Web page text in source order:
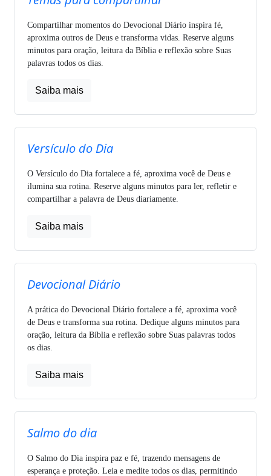
Compartilhar momentos do Devocional Diário inspira fé,
aproxima outros de Deus e transforma vidas. Reserve alguns
minutos para oração, leitura da Bíblia e reflexão sobre Suas
palavras todos os dias.
Saiba mais
Versículo do Dia
O Versículo do Dia fortalece a fé, aproxima você de Deus e
ilumina sua rotina. Reserve alguns minutos para ler, refletir e
compartilhar a palavra de Deus diariamente.
Saiba mais
Devocional Diário
A prática do Devocional Diário fortalece a fé, aproxima você
de Deus e transforma sua rotina. Dedique alguns minutos para
oração, leitura da Bíblia e reflexão sobre Suas palavras todos
os dias.
Saiba mais
Salmo do dia
O Salmo do Dia inspira paz e fé, trazendo mensagens de
esperança e proteção. Leia e medite todos os dias, permitindo